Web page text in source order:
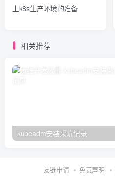
上k8s生产环境的准备
相关推荐
kubeadm安装采坑记录
友链申请 免责声明